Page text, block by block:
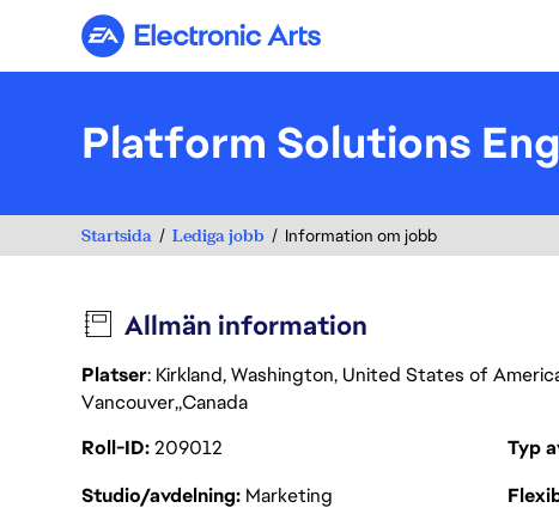
Electronic Arts
Platform Solutions
Startsida Lediga jobb Information om jobb
Allmän information
Platser: Kirkland, Washington, United States of
Vancouver Canada
Roll-ID209012 Typ
Studio/avdelning Marketing